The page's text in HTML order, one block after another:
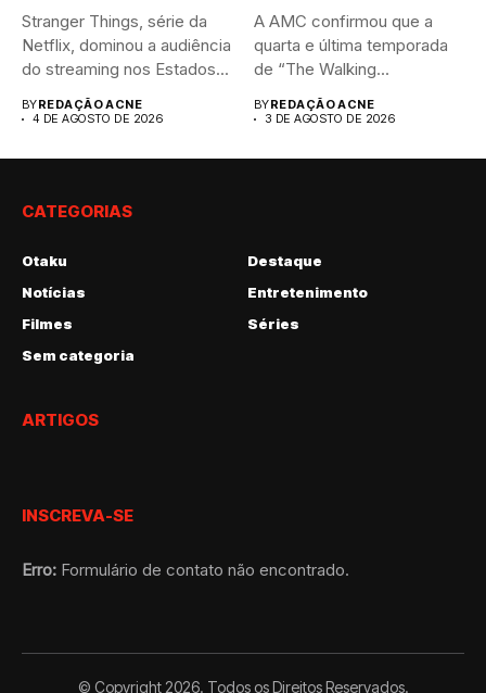
Stranger Things, série da
Netflix, dominou a audiência
do streaming nos Estados...
BYREDAÇÃO ACNE
4 DE AGOSTO DE 2026
A AMC confirmou que a
quarta e última temporada
de “The Walking...
BYREDAÇÃO ACNE
3 DE AGOSTO DE 2026
CATEGORIAS
Otaku
Destaque
Notícias
Entretenimento
Filmes
Séries
Sem categoria
ARTIGOS
INSCREVA-SE
Erro: Formulário de contato não encontrado.
© Copyright 2026. Todos os Direitos Reservados.